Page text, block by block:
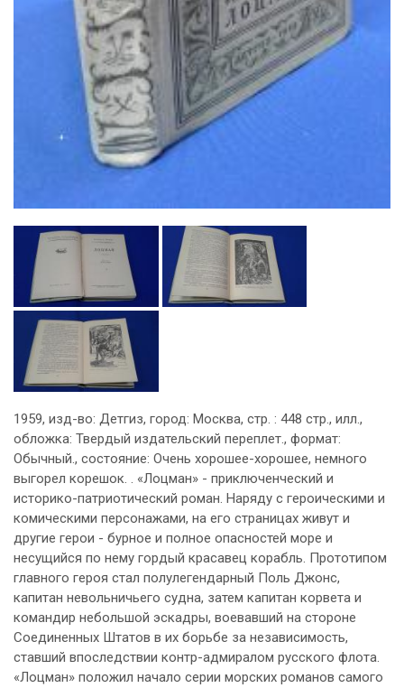
1959, изд-во: Детгиз, город: Москва, стр. : 448 стр., илл.,
обложка: Твердый издательский переплет., формат:
Обычный., состояние: Очень хорошее-хорошее, немного
выгорел корешок. . «Лоцман» - приключенческий и
историко-патриотический роман. Наряду с героическими и
комическими персонажами, на его страницах живут и
другие герои - бурное и полное опасностей море и
несущийся по нему гордый красавец корабль. Прототипом
главного героя стал полулегендарный Поль Джонс,
капитан невольничьего судна, затем капитан корвета и
командир небольшой эскадры, воевавший на стороне
Соединенных Штатов в их борьбе за независимость,
ставший впоследствии контр-адмиралом русского флота.
«Лоцман» положил начало серии морских романов самого